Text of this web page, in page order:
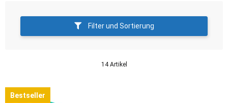
Filter und Sortierung
14 Artikel
Bestseller